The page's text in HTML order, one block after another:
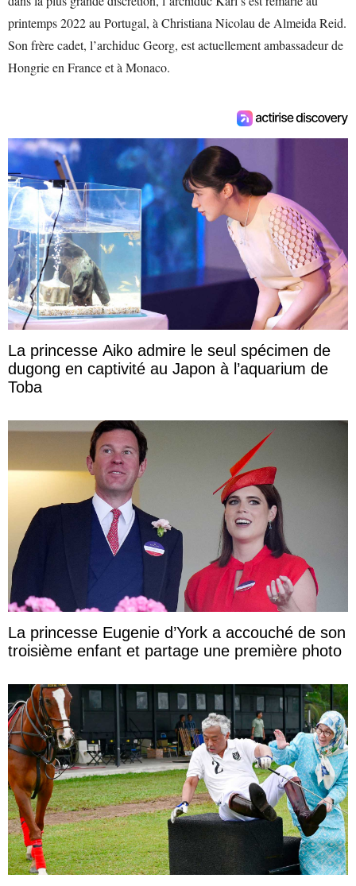
printemps 2022 au Portugal, à Christiana Nicolau de Almeida Reid.
Son frère cadet, l’archiduc Georg, est actuellement ambassadeur de
Hongrie en France et à Monaco.
La princesse Aiko admire le seul spécimen de
dugong en captivité au Japon à l’aquarium de
Toba
La princesse Eugenie d’York a accouché de son
troisième enfant et partage une première photo